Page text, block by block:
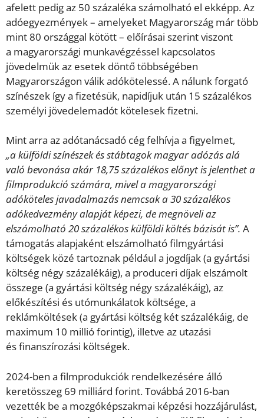
afelett pedig az 50 százaléka számolható el ekképp. Az
adóegyezmények – amelyeket Magyarország már több
mint 80 országgal kötött – előírásai szerint viszont
a magyarországi munkavégzéssel kapcsolatos
jövedelmük az esetek döntő többségében
Magyarországon válik adókötelessé. A nálunk forgató
színészek így a fizetésük, napidíjuk után 15 százalékos
személyi jövedelemadót kötelesek fizetni.
Mint arra az adótanácsadó cég felhívja a figyelmet,
„a külföldi színészek és stábtagok magyar adózás alá
való bevonása akár 18,75 százalékos előnyt is jelenthet a
filmprodukció számára, mivel a magyarországi
adóköteles javadalmazás nemcsak a 30 százalékos
adókedvezmény alapját képezi, de megnöveli az
elszámolható 20 százalékos külföldi költés bázisát is”. A
támogatás alapjaként elszámolható filmgyártási
költségek közé tartoznak például a jogdíjak (a gyártási
költség négy százalékáig), a produceri díjak elszámolt
összege (a gyártási költség négy százalékáig), az
előkészítési és utómunkálatok költsége, a
reklámköltések (a gyártási költség két százalékáig, de
maximum 10 millió forintig), illetve az utazási
és finanszírozási költségek.
2024-ben a filmprodukciók rendelkezésére álló
keretösszeg 69 milliárd forint. Továbbá 2016-ban
vezették be a mozgóképszakmai képzési hozzájárulást,